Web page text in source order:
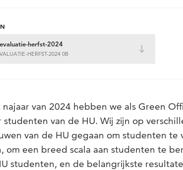
evaluatie-herfst-2024
VALUATIE-HERFST-2024 0B
najaar van 2024 hebben we als Green
studenten van de HU. Wij zijn op
van de HU gegaan om studenten te
om een breed scala aan studenten te
studenten, en de belangrijkste